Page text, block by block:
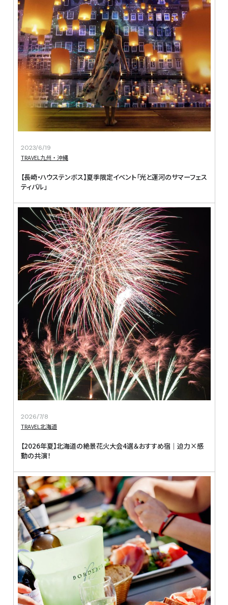
2023/6/19
TRAVEL 九州・沖縄
【長崎・ハウステンボス】夏季限定イベント「光と運河のサマーフェス
ティバル」
2026/7/8
TRAVEL北海道
【2026年夏】北海道の絶景花火大会4選＆おすすめ宿｜迫力×感
動の共演！